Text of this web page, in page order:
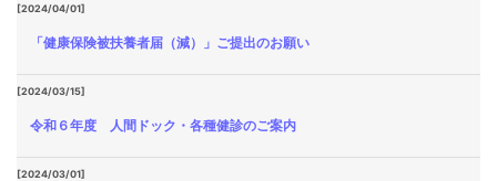
[2024/04/01]
「健康保険被扶養者届（減）」ご提出のお願い
[2024/03/15]
令和６年度 人間ドック・各種健診のご案内
[2024/03/01]